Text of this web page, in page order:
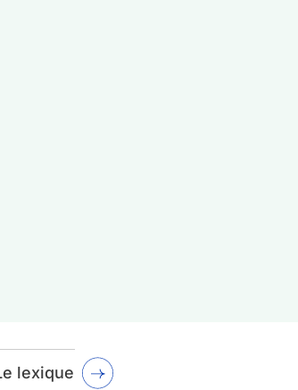
lexique agricole